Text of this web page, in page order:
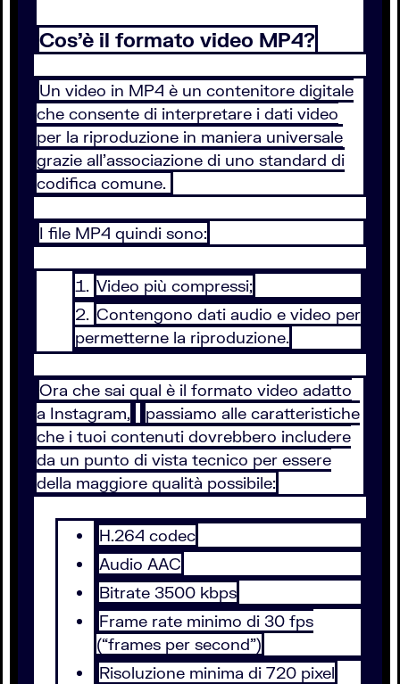
Cos’è il formato video MP4?
Un video in MP4 è un contenitore digitale
che consente di interpretare i dati video
per la riproduzione in maniera universale
grazie all’associazione di uno standard di
codifica comune.
I file MP4 quindi sono:
Video più compressi;
Contengono dati audio e video per
permetterne la riproduzione.
Ora che sai qual è il formato video adatto
a Instagram,
passiamo alle caratteristiche
che i tuoi contenuti dovrebbero includere
da un punto di vista tecnico per essere
della maggiore qualità possibile:
H.264 codec
Audio AAC
Bitrate 3500 kbps
Frame rate minimo di 30 fps
(“frames per second”)
Risoluzione minima di 720 pixel